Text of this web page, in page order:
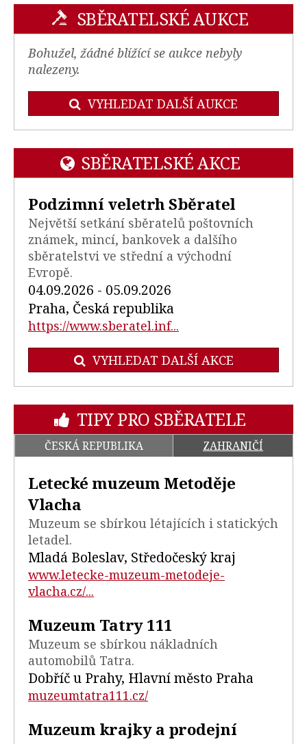
SBĚRATELSKÉ AUKCE
Bohužel, žádné blížící se aukce nebyly
nalezeny.
VYHLEDAT DALŠÍ AUKCE
SBĚRATELSKÉ AKCE
Podzimní veletrh Sběratel
Největší setkání sběratelů poštovních
známek, mincí, bankovek a dalšího
sběratelstvi ve střední a východní
Evropě.
04.09.2026 - 05.09.2026
Praha, Česká republika
https://www.sberatel.inf...
VYHLEDAT DALŠÍ AKCE
TIPY PRO SBĚRATELE
ČESKÁ REPUBLIKA ZAHRANIČÍ
Letecké muzeum Metoděje
Vlacha
Muzeum se sbírkou létajících i statických
letadel.
Mladá Boleslav, Středočeský kraj
www.letecke-muzeum-metodeje-
vlacha.cz/...
Muzeum Tatry 111
Muzeum se sbírkou nákladních
automobilů Tatra.
Dobříč u Prahy, Hlavní město Praha
muzeumtatra111.cz/
Muzeum krajky a prodejní